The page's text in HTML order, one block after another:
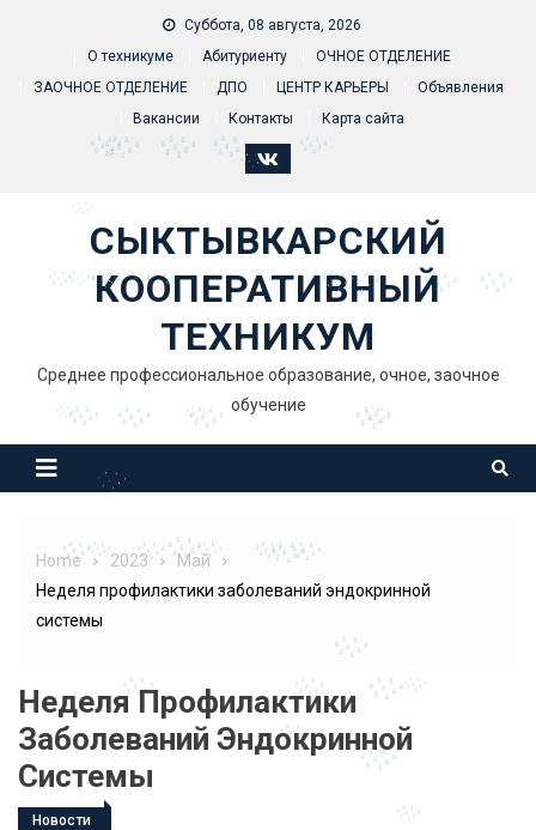
Суббота, 08 августа, 2026
О техникуме
Абитуриенту
ОЧНОЕ ОТДЕЛЕНИЕ
ЗАОЧНОЕ ОТДЕЛЕНИЕ
ДПО ЦЕНТР КАРЬЕРЫ
Объявления
Вакансии
Контакты Карта сайта
СЫКТЫВКАРСКИЙ
КООПЕРАТИВНЫЙ
ТЕХНИКУМ
Среднее профессиональное образование, очное, заочное
обучение
Home 2023
Май
Неделя профилактики заболеваний эндокринной
системы
Неделя Профилактики
Заболеваний Эндокринной
Системы
Новости